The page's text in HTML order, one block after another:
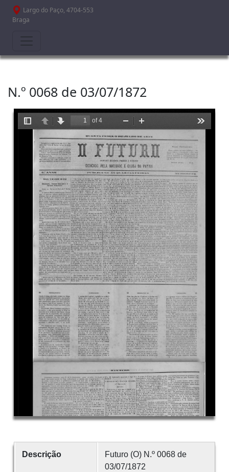
Passar para o conteúdo principal
Largo do Paço, 4704-553
Braga
N.º 0068 de 03/07/1872
Descrição
Futuro (O) N.º 0068 de
03/07/1872